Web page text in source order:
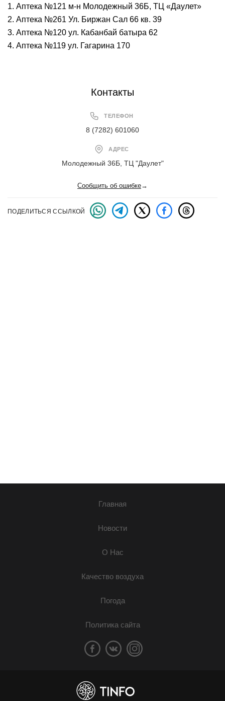
1. Аптека №121 м-н Молодежный 36Б, ТЦ «Даулет»
2. Аптека №261 Ул. Биржан Сал 66 кв. 39
3. Аптека №120 ул. Кабанбай батыра 62
4. Аптека №119 ул. Гагарина 170
Контакты
ТЕЛЕФОН
8 (7282) 601060
АДРЕС
Молодежный 36Б, ТЦ "Даулет"
Сообщить об ошибке→
ПОДЕЛИТЬСЯ ССЫЛКОЙ
Главная
Новости
О Нас
Качество воздуха
Погода
Политика сайта